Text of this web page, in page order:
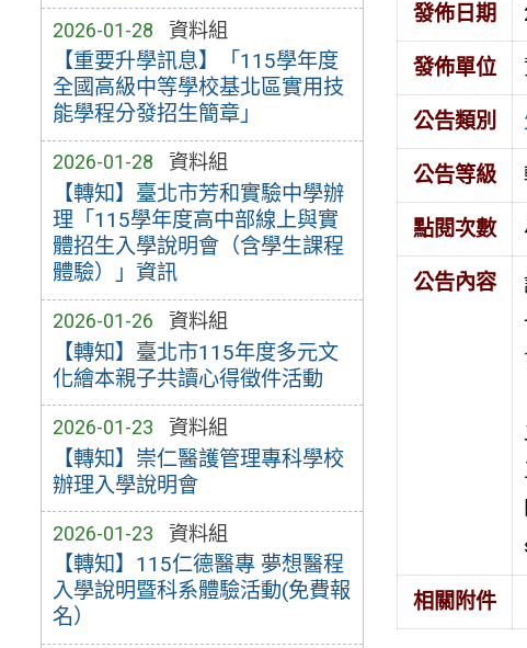
2026-01-28 資料組
【重要升學訊息】「115學年度
全國高級中等學校基北區實用技
能學程分發招生簡章」
2026-01-28 資料組
【轉知】臺北市芳和實驗中學辦
理「115學年度高中部線上與實
體招生入學說明會（含學生課程
體驗）」資訊
2026-01-26 資料組
【轉知】臺北市115年度多元文
化繪本親子共讀心得徵件活動
2026-01-23 資料組
【轉知】崇仁醫護管理專科學校
辦理入學說明會
2026-01-23 資料組
【轉知】115仁德醫專 夢想醫程
入學說明暨科系體驗活動(免費報
名）
發佈日期
發佈單位
公告類別
公告等級
點閱次數
公告內容
相關附件